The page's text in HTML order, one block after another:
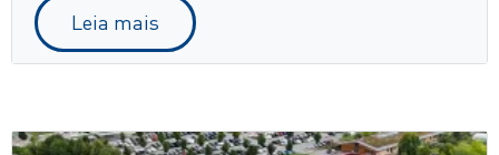
Leia mais